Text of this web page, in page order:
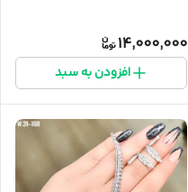
14,000,000
افزودن به سبد